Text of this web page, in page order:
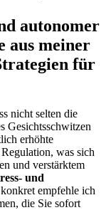
‌autonomer
aus meiner
für
nicht selten die
Gesichtsschwitzen
erhöhte
was sich
und verstärktem
und‌
empfehle ich
die Sie sofort